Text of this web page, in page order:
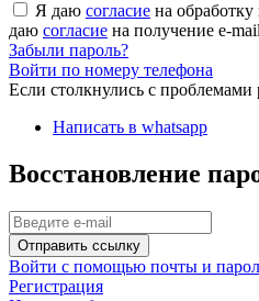
Я даю согласие на
даю согласие на получение e-
Забыли пароль?
Войти по номеру телефона
Если столкнулись с
Написать в whatsapp
Восстановление
Отправить ссылку
Войти с помощью почты и
Регистрация